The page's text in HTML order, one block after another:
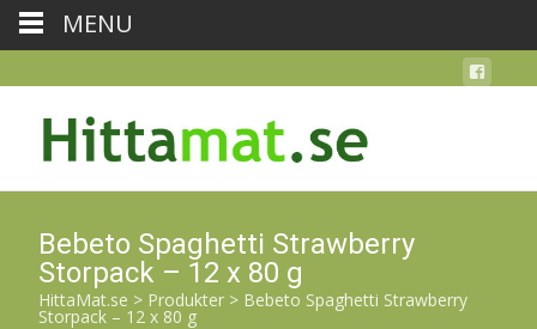
Bebeto Spaghetti Strawberry
Storpack – 12 x 80 g
HittaMat.se > Produkter > Bebeto Spaghetti Strawberry
Storpack – 12 x 80 g
MENU